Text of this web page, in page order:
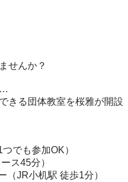
せんか？
…
きる団体教室を桜雅が開設
でも参加OK）
ス45分）
（JR小机駅 徒歩1分）